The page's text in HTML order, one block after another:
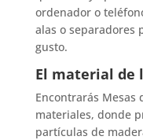
ordenador o
alas o separadores
gusto.
El material de
Encontrarás Mesas
materiales, donde
partículas de